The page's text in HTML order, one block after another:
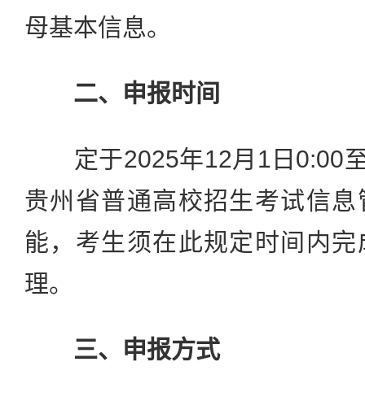
母基本信息。
二、申报时间
定于2025年12月1日0:00至
贵州省普通高校招生考试信
能，考生须在此规定时间内
理。
三、申报方式